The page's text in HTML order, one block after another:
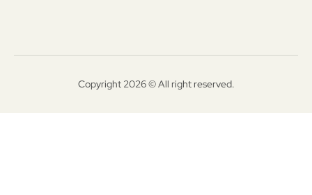
Copyright 2026 © All right reserved.